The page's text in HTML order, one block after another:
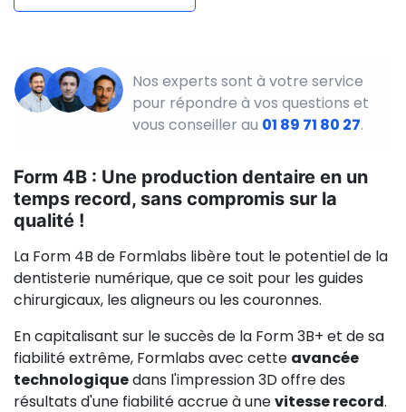
Nos experts sont à votre service
pour répondre à vos questions et
vous conseiller au 01 89 71 80 27.
Form 4B : Une production dentaire en un
temps record, sans compromis sur la
qualité !
La Form 4B de Formlabs libère tout le potentiel de la
dentisterie numérique, que ce soit pour les guides
chirurgicaux, les aligneurs ou les couronnes.
En capitalisant sur le succès de la Form 3B+ et de sa
fiabilité extrême, Formlabs avec cette avancée
technologiquedans l'impression 3D offre des
résultats d'une fiabilité accrue à unevitesse record.